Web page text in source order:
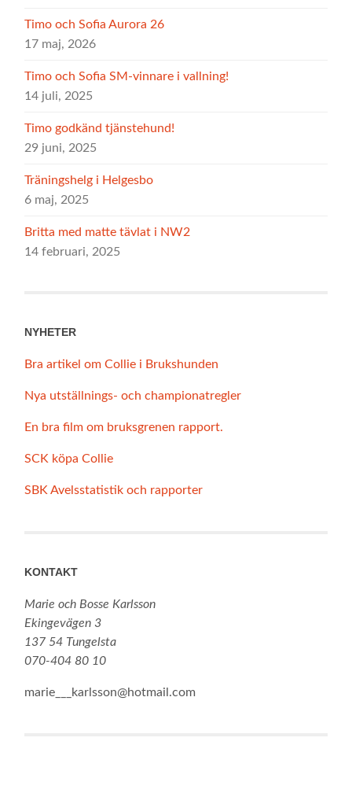
Timo och Sofia Aurora 26
17 maj, 2026
Timo och Sofia SM-vinnare i vallning!
14 juli, 2025
Timo godkänd tjänstehund!
29 juni, 2025
Träningshelg i Helgesbo
6 maj, 2025
Britta med matte tävlat i NW2
14 februari, 2025
NYHETER
Bra artikel om Collie i Brukshunden
Nya utställnings- och championatregler
En bra film om bruksgrenen rapport.
SCK köpa Collie
SBK Avelsstatistik och rapporter
KONTAKT
Marie och Bosse Karlsson
Ekingevägen 3
137 54 Tungelsta
070-404 80 10
marie___karlsson@hotmail.com